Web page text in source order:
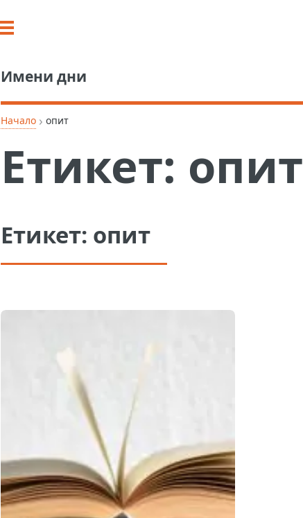
Имени дни
Начало › опит
Етикет: опит
Етикет: опит